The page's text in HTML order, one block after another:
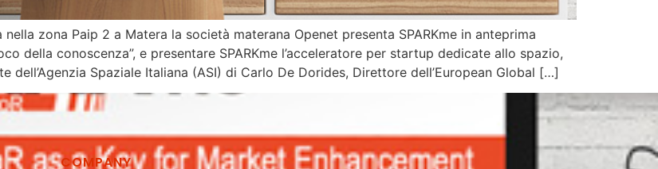
zona Paip 2 a Matera la società materana Openet presenta SPARKme in anteprima
della conoscenza”, e presentare SPARKme l’acceleratore per startup dedicate allo spazio,
dell’Agenzia Spaziale Italiana (ASI) di Carlo De Dorides, Direttore dell’European Global […]
COMPANY